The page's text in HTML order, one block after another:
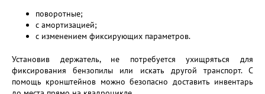
поворотные;
с амортизацией;
с изменением фиксирующих параметров.
Установив держатель, не потребуется ухищряться для
фиксирования бензопилы или искать другой транспорт. С
помощь кронштейнов можно безопасно доставить инвентарь